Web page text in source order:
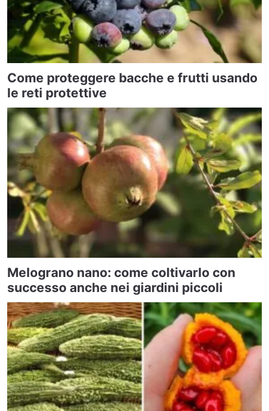
Come proteggere bacche e frutti usando
le reti protettive
Melograno nano: come coltivarlo con
successo anche nei giardini piccoli